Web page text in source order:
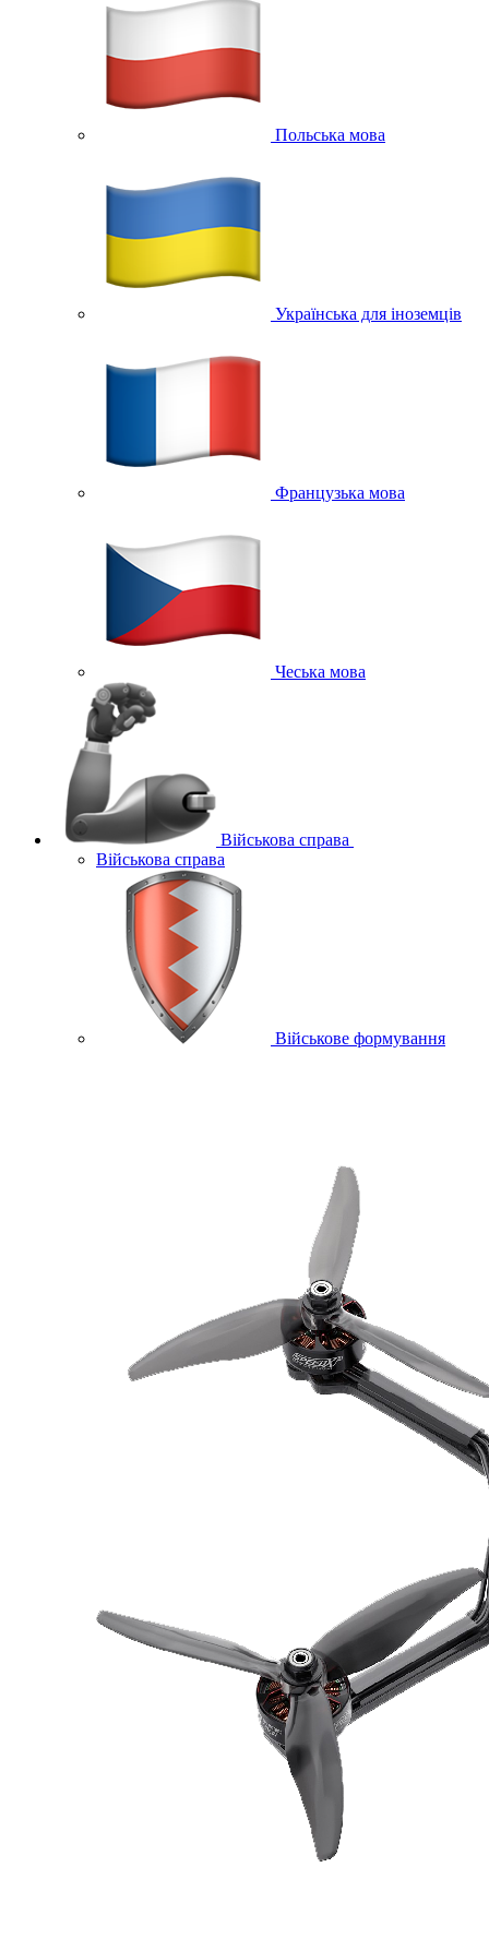
Польська мова
Українська для іноземців
Французька мова
Чеська мова
Військова справа
Військова справа
Військове формування